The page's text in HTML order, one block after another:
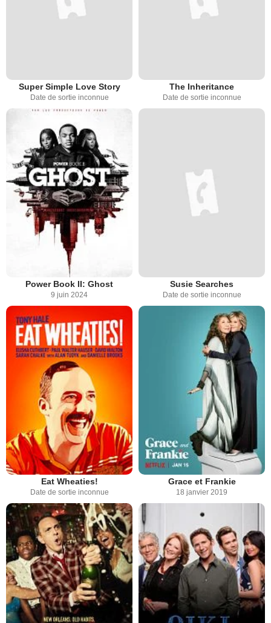
Super Simple Love Story
Date de sortie inconnue
The Inheritance
Date de sortie inconnue
Power Book II: Ghost
9 juin 2024
Susie Searches
Date de sortie inconnue
Eat Wheaties!
Date de sortie inconnue
Grace et Frankie
18 janvier 2019